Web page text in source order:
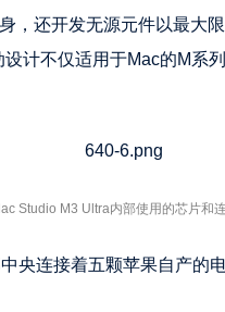
，还开发无源元件以最大
计不仅适用于Mac的M系
Studio M3 Ultra内部使用的芯片和
央连接着五颗苹果自产的